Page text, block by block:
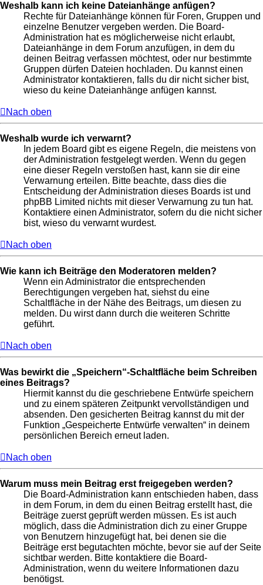
Weshalb kann ich keine Dateianhänge anfügen?
Rechte für Dateianhänge können für Foren, Gruppen und
einzelne Benutzer vergeben werden. Die Board-
Administration hat es möglicherweise nicht erlaubt,
Dateianhänge in dem Forum anzufügen, in dem du
deinen Beitrag verfassen möchtest, oder nur bestimmte
Gruppen dürfen Dateien hochladen. Du kannst einen
Administrator kontaktieren, falls du dir nicht sicher bist,
wieso du keine Dateianhänge anfügen kannst.
Nach oben
Weshalb wurde ich verwarnt?
In jedem Board gibt es eigene Regeln, die meistens von
der Administration festgelegt werden. Wenn du gegen
eine dieser Regeln verstoßen hast, kann sie dir eine
Verwarnung erteilen. Bitte beachte, dass dies die
Entscheidung der Administration dieses Boards ist und
phpBB Limited nichts mit dieser Verwarnung zu tun hat.
Kontaktiere einen Administrator, sofern du die nicht sicher
bist, wieso du verwarnt wurdest.
Nach oben
Wie kann ich Beiträge den Moderatoren melden?
Wenn ein Administrator die entsprechenden
Berechtigungen vergeben hat, siehst du eine
Schaltfläche in der Nähe des Beitrags, um diesen zu
melden. Du wirst dann durch die weiteren Schritte
geführt.
Nach oben
Was bewirkt die „Speichern“-Schaltfläche beim Schreiben
eines Beitrags?
Hiermit kannst du die geschriebene Entwürfe speichern
und zu einem späteren Zeitpunkt vervollständigen und
absenden. Den gesicherten Beitrag kannst du mit der
Funktion „Gespeicherte Entwürfe verwalten“ in deinem
persönlichen Bereich erneut laden.
Nach oben
Warum muss mein Beitrag erst freigegeben werden?
Die Board-Administration kann entschieden haben, dass
in dem Forum, in dem du einen Beitrag erstellt hast, die
Beiträge zuerst geprüft werden müssen. Es ist auch
möglich, dass die Administration dich zu einer Gruppe
von Benutzern hinzugefügt hat, bei denen sie die
Beiträge erst begutachten möchte, bevor sie auf der Seite
sichtbar werden. Bitte kontaktiere die Board-
Administration, wenn du weitere Informationen dazu
benötigst.